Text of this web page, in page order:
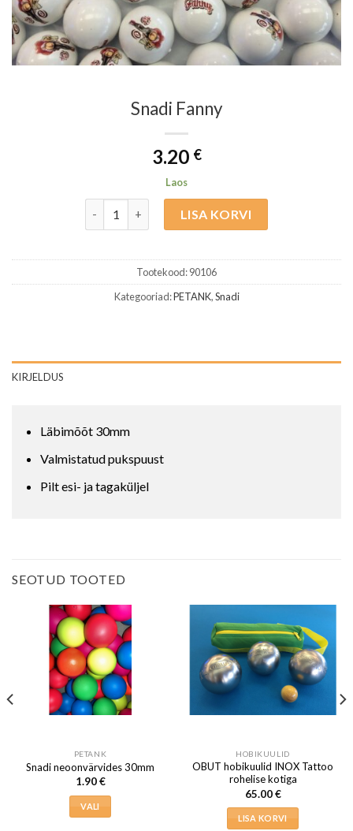
Snadi Fanny
3.20 €
Laos
LISA KORVI
Tootekood:90106
Kategooriad:PETANK,Snadi
KIRJELDUS
Läbimõõt 30mm
Valmistatud pukspuust
Pilt esi- ja tagaküljel
SEOTUD TOOTED
PETANK
Snadi neoonvärvides 30mm
1.90€
VALI
HOBIKUULID
OBUT hobikuulid INOX Tattoo
rohelise kotiga
65.00€
LISA KORVI